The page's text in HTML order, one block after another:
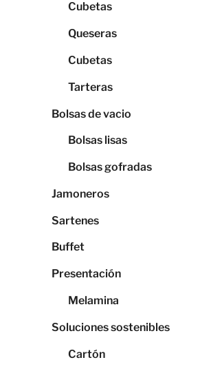
Cubetas
Queseras
Cubetas
Tarteras
Bolsas de vacio
Bolsas lisas
Bolsas gofradas
Jamoneros
Sartenes
Buffet
Presentación
Melamina
Soluciones sostenibles
Cartón